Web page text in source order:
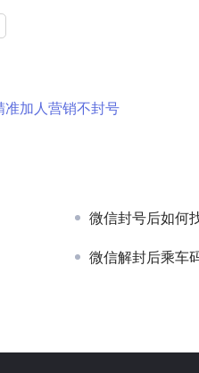
加人营销不封号
微信封号后如何
微信解封后乘车